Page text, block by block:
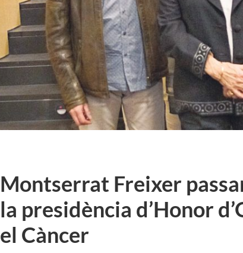
Montserrat Freixer
la presidència d’Honor
el Càncer